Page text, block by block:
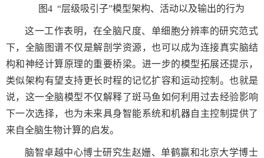
图4 “层级吸引子”模型架构、活动以及输出的行为
这一工作表明，在全脑尺度、单细胞分辨率的研究范式
下，全脑图谱不仅是解剖学资源，也可以成为连接真实脑结
构和神经计算原理的重要桥梁。进一步的模型拓展还提示，
类似架构有望支持更长时程的记忆扩容和运动控制。也就是
说，这一全脑模型不仅解释了斑马鱼如何利用过去经验影响
下一次选择，也为未来具身智能系统和机器自主控制提供了
来自全脑生物计算的启发。
脑智卓越中心博士研究生赵姗、单鹤赢和北京大学博士